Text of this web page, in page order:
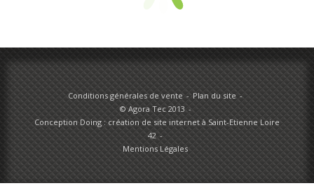
Conditions générales de vente
Plan du site
© Agora Tec 2013
Conception Doing : création de site internet à Saint-Etienne Loire
42
Mentions Légales